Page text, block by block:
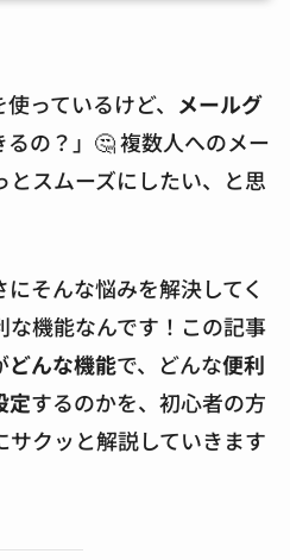
っているけど、 メールグ
るの？」🤔 複数人へのメー
スムーズにしたい、と思
そんな悩みを解決してく
機能なんです！この記事
どんな機能で、どんな便利
定するのかを、初心者の方
クッと解説していきます